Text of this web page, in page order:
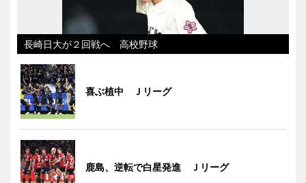
長崎日大が２回戦へ 高校野球
喜ぶ植中 Ｊリーグ
鹿島、逆転で白星発進 Ｊリーグ